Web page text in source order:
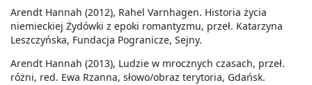
Arendt Hannah (2012), Rahel Varnhagen. Historia życia
niemieckiej Żydówki z epoki romantyzmu, przeł. Katarzyna
Leszczyńska, Fundacja Pogranicze, Sejny.
Arendt Hannah (2013), Ludzie w mrocznych czasach, przeł.
różni, red. Ewa Rzanna, słowo/obraz terytoria, Gdańsk.